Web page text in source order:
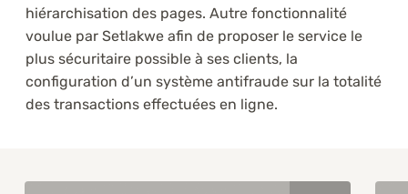
hiérarchisation des pages. Autre fonctionnalité
voulue par Setlakwe afin de proposer le service le
plus sécuritaire possible à ses clients, la
configuration d’un système antifraude sur la totalité
des transactions effectuées en ligne.